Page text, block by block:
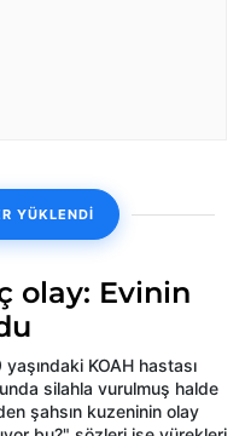
YÜKLENDİ
olay: Evinin
KOAH hastası
silahla vurulmuş halde
şahsın kuzeninin olay